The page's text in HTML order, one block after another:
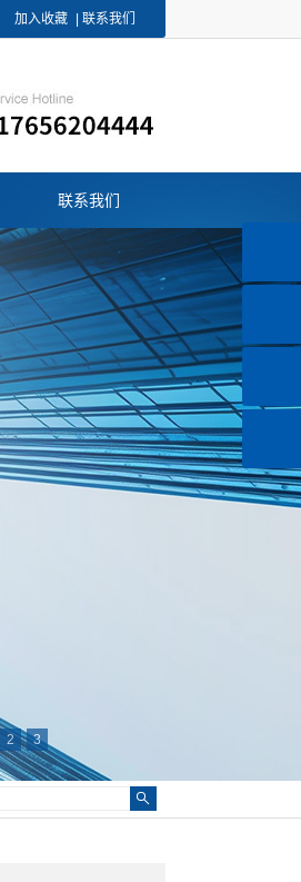
加入收藏 联系我们
联系我们
2 3